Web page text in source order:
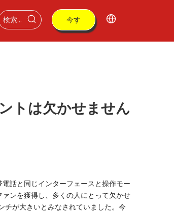
今す
ぐ購
トは欠かせません
話と同じインターフェースと操作モー
ンを獲得し、多くの人にとって欠かせ
チが大きいとみなされていました。今